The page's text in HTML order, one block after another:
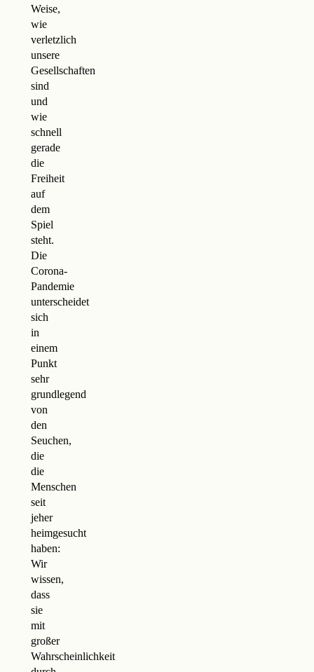
Weise,
wie
verletzlich
unsere
Gesellschaften
sind
und
wie
schnell
gerade
die
Freiheit
auf
dem
Spiel
steht.
Die
Corona-
Pandemie
unterscheidet
sich
in
einem
Punkt
sehr
grundlegend
von
den
Seuchen,
die
die
Menschen
seit
jeher
heimgesucht
haben:
Wir
wissen,
dass
sie
mit
großer
Wahrscheinlichkeit